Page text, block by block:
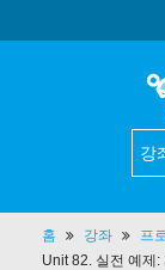
홈 강좌 프
Unit 82. 실전 예제: